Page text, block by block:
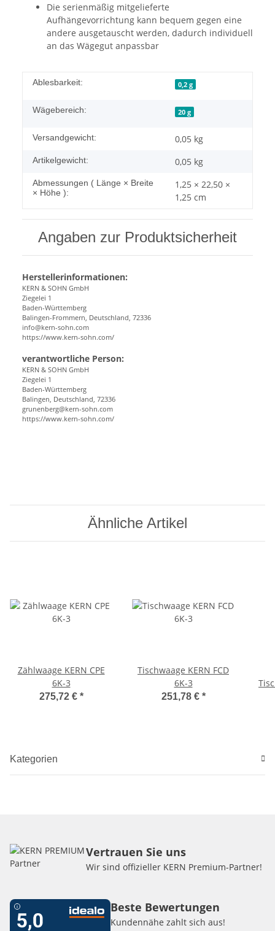
Die serienmäßig mitgelieferte
Aufhängevorrichtung kann bequem gegen eine
andere ausgetauscht werden, dadurch individuell
an das Wägegut anpassbar
Ablesbarkeit: 0,2 g
Wägebereich: 20 g
Versandgewicht: 0,05 kg
Artikelgewicht: 0,05 kg
Abmessungen ( Länge × Breite
× Höhe ):
1,25 × 22,50 ×
1,25 cm
Angaben zur Produktsicherheit
Herstellerinformationen:
KERN & SOHN GmbH
Ziegelei 1
Baden-Württemberg
Balingen-Frommern, Deutschland, 72336
info@kern-sohn.com
https://www.kern-sohn.com/
verantwortliche Person:
KERN & SOHN GmbH
Ziegelei 1
Baden-Württemberg
Balingen, Deutschland, 72336
grunenberg@kern-sohn.com
https://www.kern-sohn.com/
Ähnliche Artikel
Zählwaage KERN CPE
6K-3
275,72 € *
Tischwaage KERN FCD
6K-3
251,78 € *
Kategorien
Vertrauen Sie uns
Wir sind offizieller KERN Premium-Partner!
Beste Bewertungen
Kundennähe zahlt sich aus!